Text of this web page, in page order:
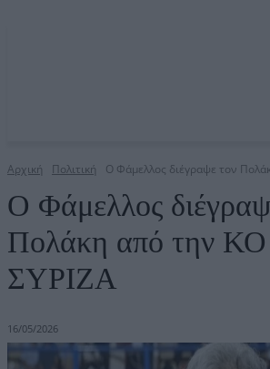
Αρχική Πολιτική Ο Φάμελλος διέγραψε τον
Ο Φάμελλος
Πολάκη από την ΚΟ
ΣΥΡΙΖΑ
16/05/2026